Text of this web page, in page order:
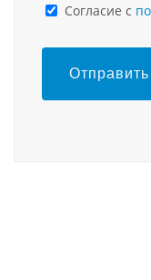
Cогласие с
Отправить